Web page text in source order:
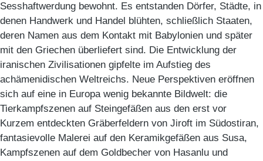
Sesshaftwerdung bewohnt. Es entstanden Dörfer, Städte, in
denen Handwerk und Handel blühten, schließlich Staaten,
deren Namen aus dem Kontakt mit Babylonien und später
mit den Griechen überliefert sind. Die Entwicklung der
iranischen Zivilisationen gipfelte im Aufstieg des
achämenidischen Weltreichs. Neue Perspektiven eröffnen
sich auf eine in Europa wenig bekannte Bildwelt: die
Tierkampfszenen auf Steingefäßen aus den erst vor
Kurzem entdeckten Gräberfeldern von Jiroft im Südostiran,
fantasievolle Malerei auf den Keramikgefäßen aus Susa,
Kampfszenen auf dem Goldbecher von Hasanlu und